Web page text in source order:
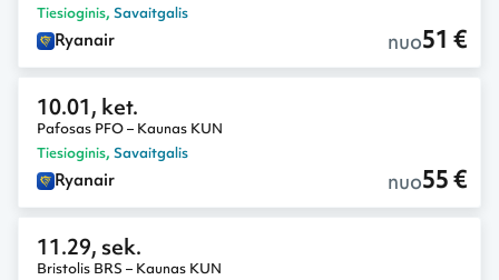
Tiesioginis, Savaitgalis
Ryanair nuo51 €
10.01, ket.
Pafosas PFO – Kaunas KUN
Tiesioginis, Savaitgalis
Ryanair nuo55 €
11.29, sek.
Bristolis BRS – Kaunas KUN